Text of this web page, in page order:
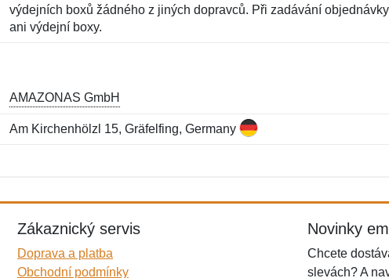
výdejních boxů žádného z jiných dopravců. Při zadávání
ani výdejní boxy.
AMAZONAS GmbH
Am Kirchenhölzl 15, Gräfelfing, Germany
Zákaznický servis
Doprava a platba
Obchodní podmínky
Novinky
Chcete
slevách? A